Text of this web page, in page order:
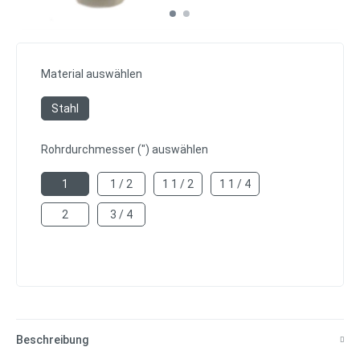
Material auswählen
Stahl
Rohrdurchmesser (") auswählen
1 1 / 2 1 1 / 2 1 1 / 4
2 3 / 4
Beschreibung